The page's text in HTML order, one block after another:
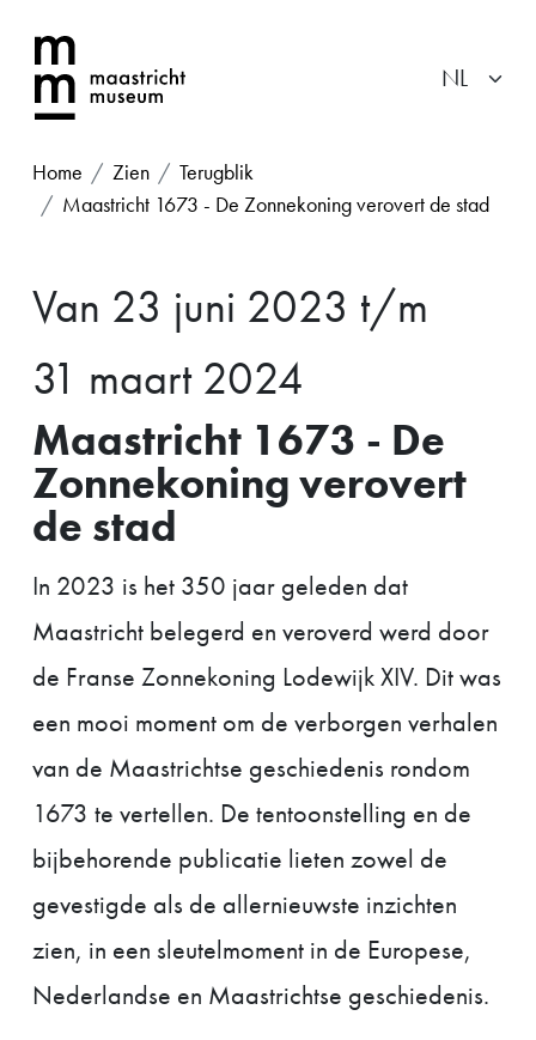
Home Zien
Terugblik
Maastricht 1673 - De Zonnekoning verovert de stad
Van 23 juni 2023 t/m
31 maart 2024
Maastricht 1673 - De
Zonnekoning verovert
de stad
In 2023 is het 350 jaar geleden dat
Maastricht belegerd en veroverd werd door
de Franse Zonnekoning Lodewijk XIV. Dit was
een mooi moment om de verborgen verhalen
van de Maastrichtse geschiedenis rondom
1673 te vertellen. De tentoonstelling en de
bijbehorende publicatie lieten zowel de
gevestigde als de allernieuwste inzichten
zien, in een sleutelmoment in de Europese,
Nederlandse en Maastrichtse geschiedenis.